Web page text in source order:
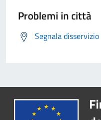
Problemi in città
Segnala disservizio